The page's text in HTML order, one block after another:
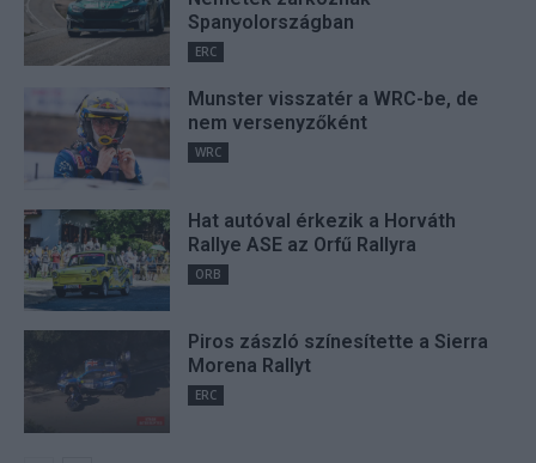
Spanyolországban
ERC
Munster visszatér a WRC-be, de
nem versenyzőként
WRC
Hat autóval érkezik a Horváth
Rallye ASE az Orfű Rallyra
ORB
Piros zászló színesítette a Sierra
Morena Rallyt
ERC